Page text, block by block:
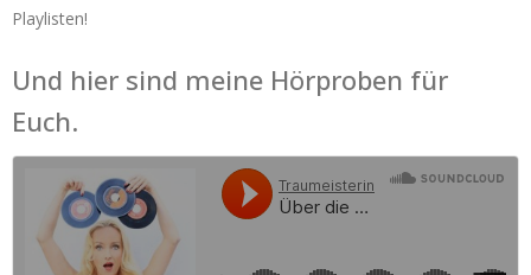
Playlisten!
Und hier sind meine Hörproben für
Euch.